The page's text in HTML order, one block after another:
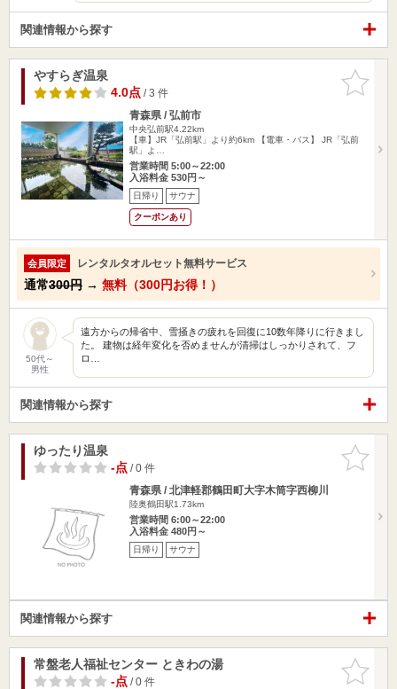
関連情報から探す
お気に入
りに追加
やすらぎ温泉
4.0点/ 3 件
青森県 / 弘前市
中央弘前駅4.22km
【車】JR「弘前駅」より約6km 【電車・バス】 JR「弘前
駅」よ…
営業時間 5:00～22:00
入浴料金 530円～
日帰り サウナ
クーポンあり
会員限定 レンタルタオルセット無料サービス
通常300円 → 無料（300円お得！）
50代～
男性
遠方からの帰省中、雪掻きの疲れを回復に10数年降りに行きまし
た。 建物は経年変化を否めませんが清掃はしっかりされて、フ
ロ…
関連情報から探す
お気に入
りに追加
ゆったり温泉
-点/ 0 件
青森県 / 北津軽郡鶴田町大字木筒字西柳川
陸奥鶴田駅1.73km
営業時間 6:00～22:00
入浴料金 480円～
日帰り サウナ
関連情報から探す
お気に入
りに追加
常盤老人福祉センター ときわの湯
-点/ 0 件